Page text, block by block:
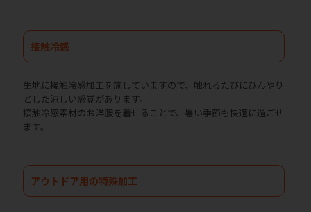
接触冷感
生地に接触冷感加工を施していますので、触れるたびにひんやり
とした涼しい感覚があります。
接触冷感素材のお洋服を着せることで、暑い季節も快適に過ごせ
ます。
アウトドア用の特殊加工